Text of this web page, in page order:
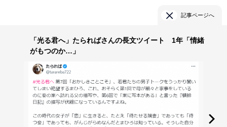
記事ページへ
「光る君へ」たらればさんの長文ツイート 1年「情緒
がもつのか…」